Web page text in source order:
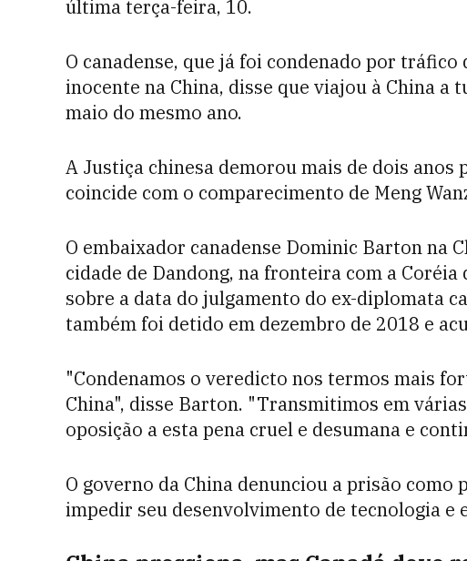
última terça-feira, 10.
O canadense, que já foi condenado por
inocente na China, disse que viajou à China a
maio do mesmo ano.
A Justiça chinesa demorou mais de dois anos
coincide com o comparecimento de Meng
O embaixador canadense Dominic Barton na
cidade de Dandong, na fronteira com a
sobre a data do julgamento do ex-diplomata
também foi detido em dezembro de 2018 e
"Condenamos o veredicto nos termos mais
China", disse Barton. "Transmitimos em
oposição a esta pena cruel e desumana e
O governo da China denunciou a prisão como
impedir seu desenvolvimento de tecnologia e